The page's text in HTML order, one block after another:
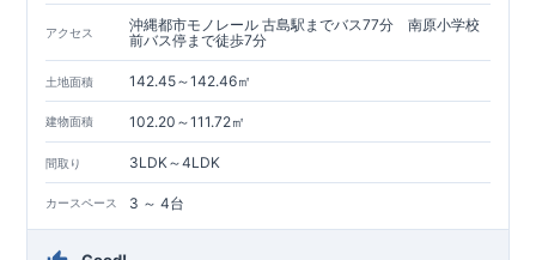
アクセス
沖縄都市モノレール 古島駅までバス77分 南原小学校
前バス停まで徒歩7分
土地面積 142.45～142.46㎡
建物面積 102.20～111.72㎡
間取り 3LDK～4LDK
カースペース 3 ～ 4台